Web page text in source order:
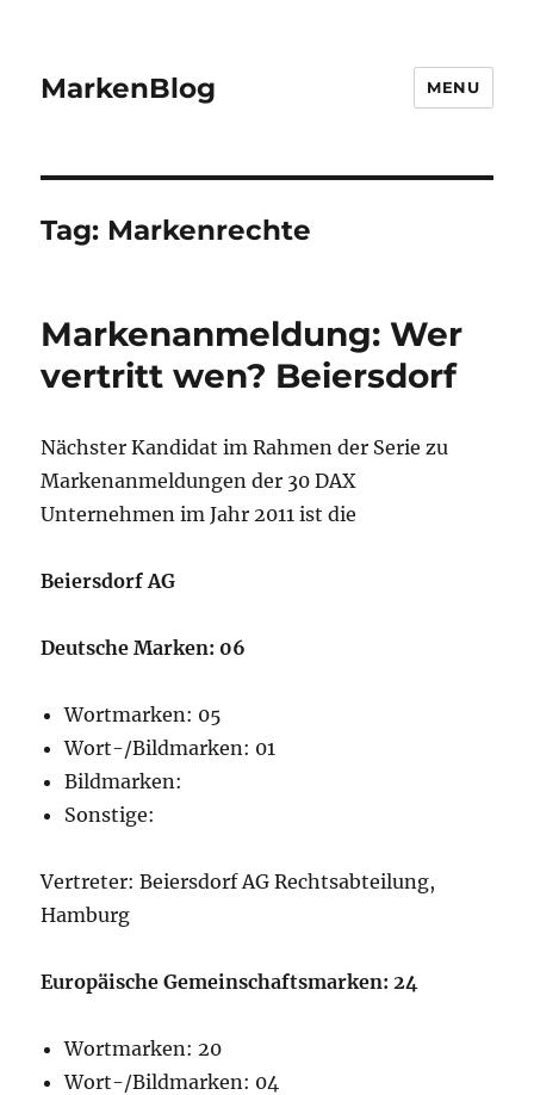
MarkenBlog MENU
Tag: Markenrechte
Markenanmeldung: Wer
vertritt wen? Beiersdorf
Nächster Kandidat im Rahmen der Serie zu
Markenanmeldungen der 30 DAX
Unternehmen im Jahr 2011 ist die
Beiersdorf AG
Deutsche Marken: 06
Wortmarken: 05
Wort-/Bildmarken: 01
Bildmarken:
Sonstige:
Vertreter: Beiersdorf AG Rechtsabteilung,
Hamburg
Europäische Gemeinschaftsmarken: 24
Wortmarken: 20
Wort-/Bildmarken: 04